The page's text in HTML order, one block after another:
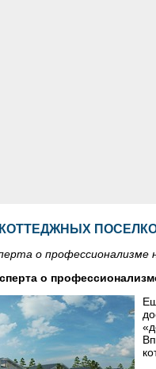
о профессионализме
о